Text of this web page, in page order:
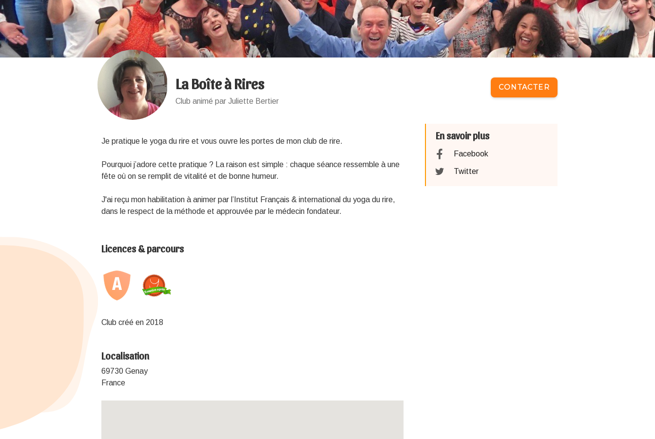
La Boîte à Rires
Club animé par Juliette Bertier
CONTACTER
Je pratique le yoga du rire et vous ouvre les portes de mon club de rire.
Pourquoi j’adore cette pratique ? La raison est simple : chaque séance ressemble à une
fête où on se remplit de vitalité et de bonne humeur.
J'ai reçu mon habilitation à animer par l’Institut Français & international du yoga du rire,
dans le respect de la méthode et approuvée par le médecin fondateur.
Licences & parcours
Club créé en 2018
Localisation
69730 Genay
France
En savoir plus
Facebook
Twitter